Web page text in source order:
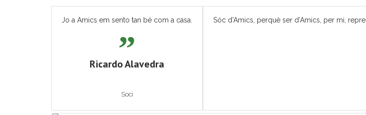
Jo a Amics em sento tan bé com a casa.
Ricardo Alavedra
Soci
Sóc d'Amics, perquè ser d'Amics, per mi,